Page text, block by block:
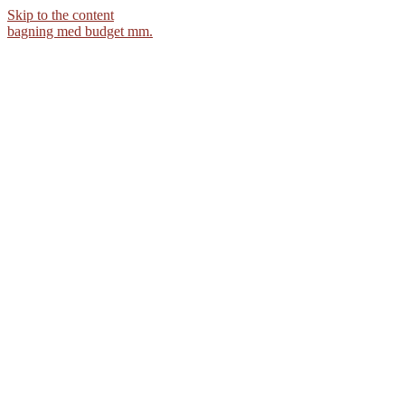
Skip to the content
bagning med budget mm.